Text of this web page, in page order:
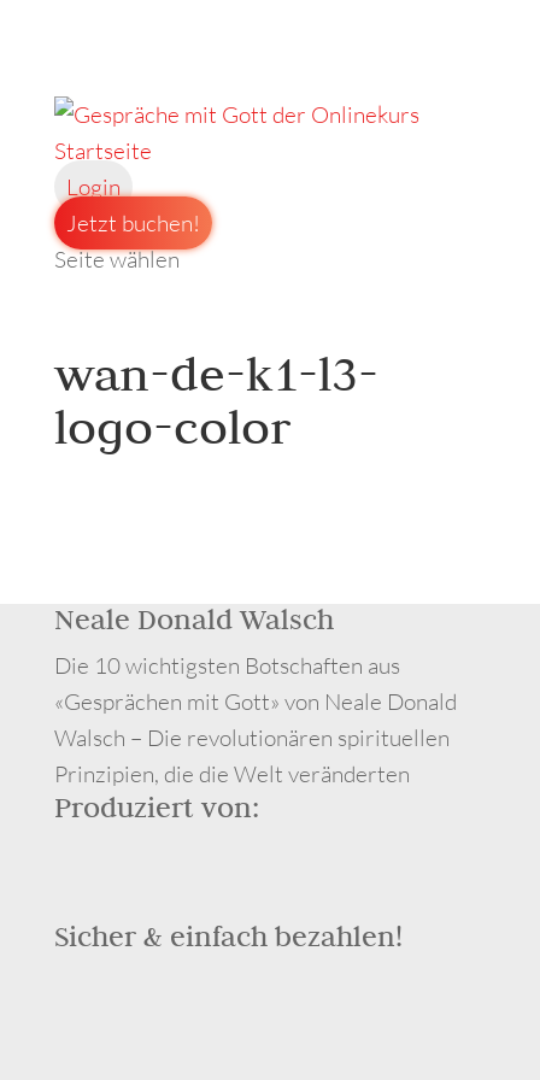
Startseite
Login
Jetzt buchen!
Seite wählen
wan-de-k1-l3-
logo-color
Neale Donald Walsch
Die 10 wichtigsten Botschaften aus
«Gesprächen mit Gott» von Neale Donald
Walsch – Die revolutionären spirituellen
Prinzipien, die die Welt veränderten
Produziert von:
Sicher & einfach bezahlen!